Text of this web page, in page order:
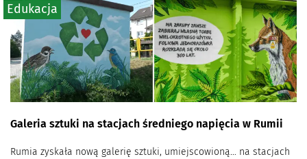
Galeria sztuki na stacjach średniego napięcia w Rumii
Rumia zyskała nową galerię sztuki, umiejscowioną… na stacjach
Edukacja